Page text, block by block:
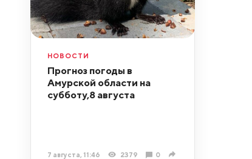
НОВОСТИ
Прогноз погоды в
Амурской области на
субботу,8 августа
7 августа, 11:46 2379 0